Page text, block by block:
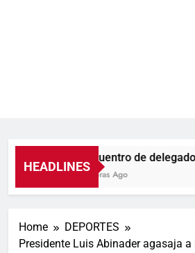
HEADLINES
Encuentro de
7 Horas Ago
Home
DEPORTES
Presidente Luis Abinader agasaja a